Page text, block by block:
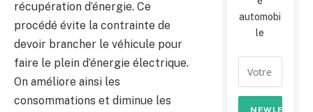
récupération d’énergie. Ce
procédé évite la contrainte de
devoir brancher le véhicule pour
faire le plein d’énergie électrique.
On améliore ainsi les
consommations et diminue les
automobi
le